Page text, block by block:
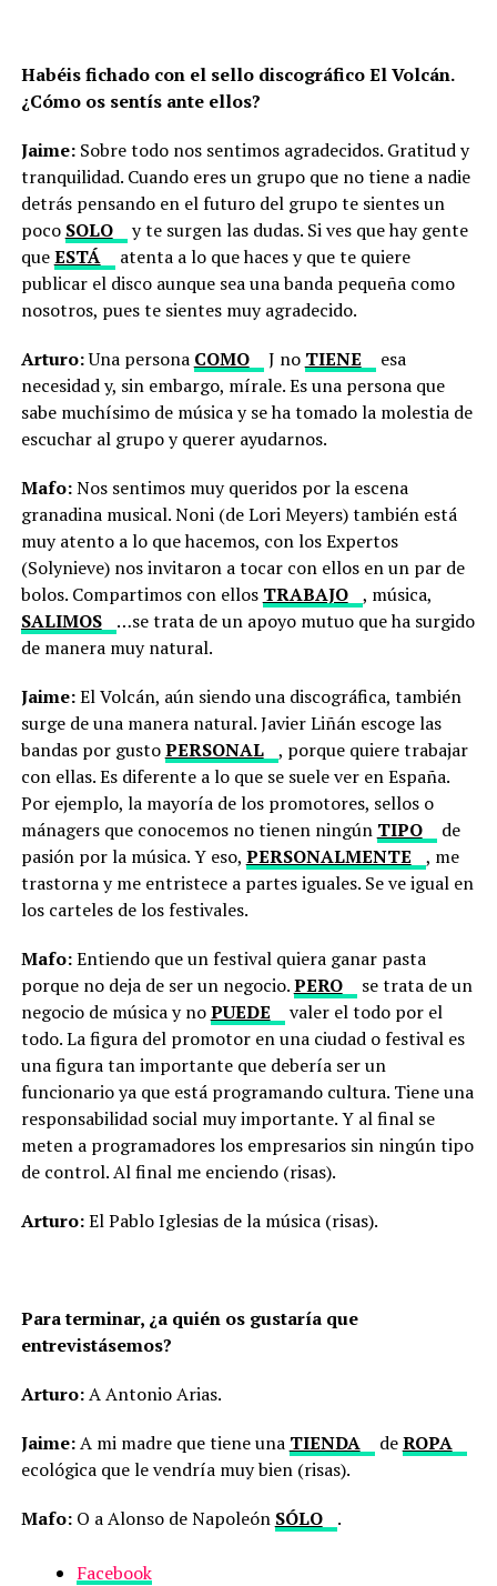
Habéis fichado con el sello discográfico El Volcán.
¿Cómo os sentís ante ellos?
Jaime:Sobre todo nos sentimos agradecidos. Gratitud y
tranquilidad. Cuando eres un grupo que no tiene a nadie
detrás pensando en el futuro del grupo te sientes un
poco SOLO
y te surgen las dudas. Si ves que hay gente
queESTÁ
atenta a lo que haces y que te quiere
publicar el disco aunque sea una banda pequeña como
nosotros, pues te sientes muy agradecido.
Arturo:Una persona COMO J no TIENE
esa
necesidad y, sin embargo, mírale. Es una persona que
sabe muchísimo de música y se ha tomado la molestia de
escuchar al grupo y querer ayudarnos.
Mafo:Nos sentimos muy queridos por la escena
granadina musical. Noni (de Lori Meyers) también está
muy atento a lo que hacemos, con los Expertos
(Solynieve) nos invitaron a tocar con ellos en un par de
bolos. Compartimos con ellos TRABAJO
, música,
SALIMOS
…se trata de un apoyo mutuo que ha surgido
de manera muy natural.
Jaime:El Volcán, aún siendo una discográfica, también
surge de una manera natural. Javier Liñán escoge las
bandas por gustoPERSONAL
, porque quiere trabajar
con ellas. Es diferente a lo que se suele ver en España.
Por ejemplo, la mayoría de los promotores, sellos o
mánagers que conocemos no tienen ningún TIPO
de
pasión por la música. Y eso, PERSONALMENTE
, me
trastorna y me entristece a partes iguales. Se ve igual en
los carteles de los festivales.
Mafo:Entiendo que un festival quiera ganar pasta
porque no deja de ser un negocio.PERO
se trata de un
negocio de música y noPUEDE
valer el todo por el
todo. La figura del promotor en una ciudad o festival es
una figura tan importante que debería ser un
funcionario ya que está programando cultura. Tiene una
responsabilidad social muy importante. Y al final se
meten a programadores los empresarios sin ningún tipo
de control. Al final me enciendo (risas).
Arturo:El Pablo Iglesias de la música (risas).
Para terminar, ¿a quién os gustaría que
entrevistásemos?
Arturo:A Antonio Arias.
Jaime:A mi madre que tiene una TIENDA deROPA
ecológica que le vendría muy bien (risas).
Mafo:O a Alonso de Napoleón SÓLO .
Facebook